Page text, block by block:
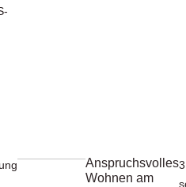
Anspruchsvolles
Wohnen am
3